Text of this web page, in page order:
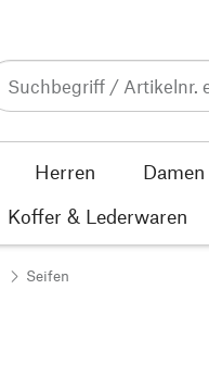
Herren Damen
Koffer & Lederwaren
Seifen